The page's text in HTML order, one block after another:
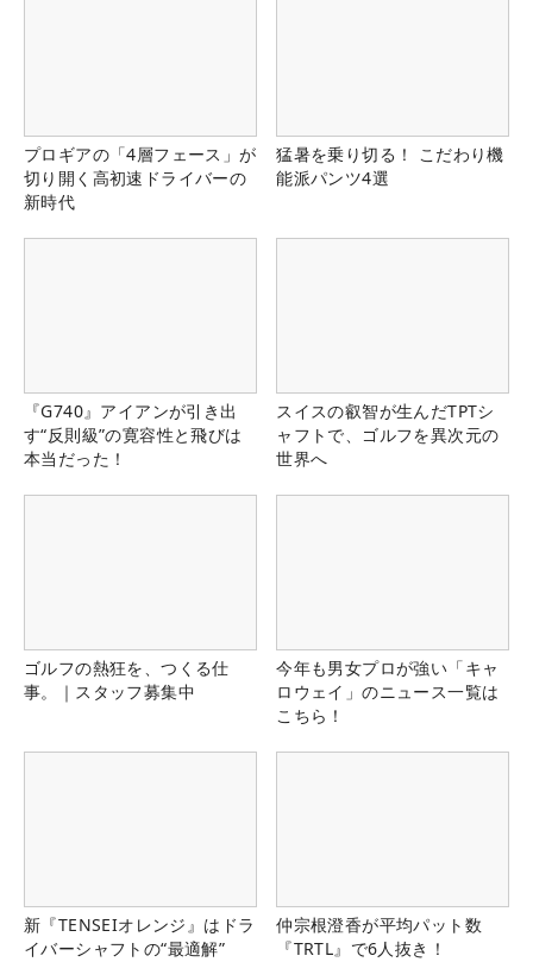
プロギアの「4層フェース」が
切り開く高初速ドライバーの
新時代
猛暑を乗り切る！ こだわり機
能派パンツ4選
『G740』アイアンが引き出
す“反則級”の寛容性と飛びは
本当だった！
スイスの叡智が生んだTPTシ
ャフトで、ゴルフを異次元の
世界へ
ゴルフの熱狂を、つくる仕
事。｜スタッフ募集中
今年も男女プロが強い「キャ
ロウェイ」のニュース一覧は
こちら！
新『TENSEIオレンジ』はドラ
イバーシャフトの“最適解”
仲宗根澄香が平均パット数
『TRTL』で6人抜き！